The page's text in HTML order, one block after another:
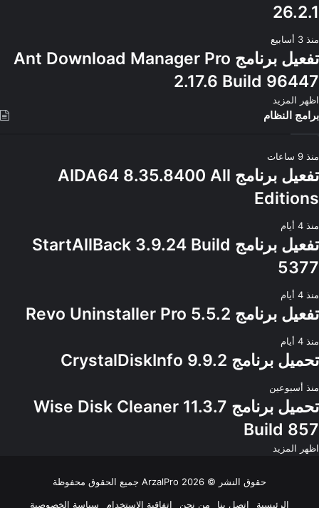
26.2.1
منذ 3 أسابيع
تفعيل برنامج Ant Download Manager Pro
2.17.6 Build 96447
اظهر المزيد
برامج النظام
منذ 9 ساعات
تفعيل برنامج AIDA64 8.35.8400 All
Editions
منذ 4 أيام
تفعيل برنامج StartAllBack 3.9.24 Build
5377
منذ 4 أيام
تفعيل برنامج Revo Uninstaller Pro 5.5.2
منذ 4 أيام
تحميل برنامج CrystalDiskInfo 9.9.2
منذ أسبوعين
تحميل برنامج Wise Disk Cleaner 11.3.7
Build 857
اظهر المزيد
حقوق النشر © 2026 ArzalPro جميع الحقوق محفوظة
الرئيسية
اتصل بنا من نحن إتفاقية الإستخدام سياسة الخصوصية